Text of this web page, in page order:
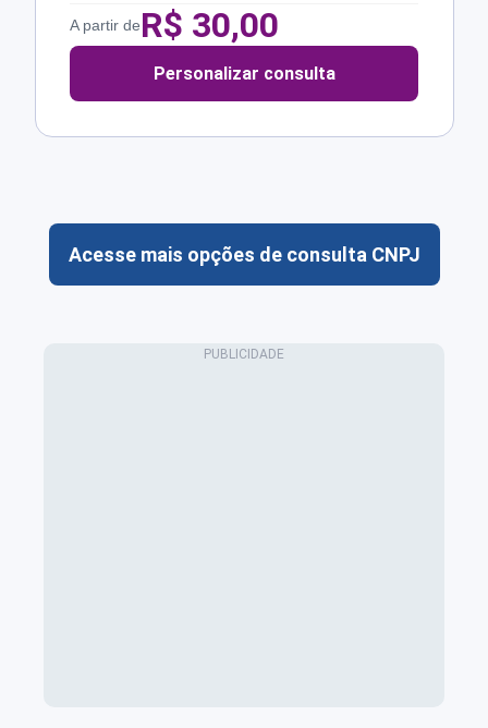
A partir deR$ 30,00
Personalizar consulta
Acesse mais opções de consulta CNPJ